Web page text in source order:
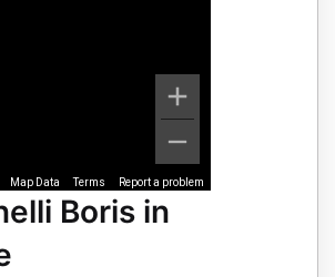
Map Data Terms Report a problem
Boris in